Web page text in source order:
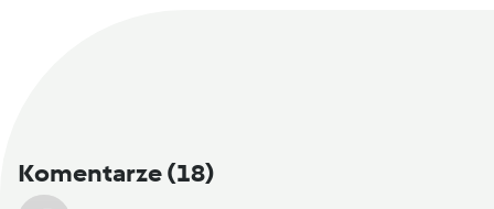
Komentarze(18)